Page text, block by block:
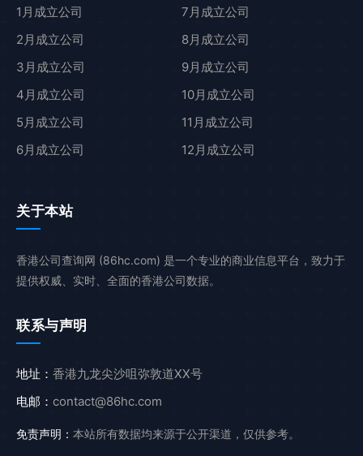
1月成立公司
2月成立公司
3月成立公司
4月成立公司
5月成立公司
6月成立公司
7月成立公司
8月成立公司
9月成立公司
10月成立公司
11月成立公司
12月成立公司
关于本站
香港公司查询网 (86hc.com) 是一个专业的商业信息平台，致力于
提供权威、实时、全面的香港公司数据。
联系与声明
地址： 香港九龙尖沙咀弥敦道XX号
电邮： contact@86hc.com
免责声明： 本站所有数据均来源于公开渠道，仅供参考。